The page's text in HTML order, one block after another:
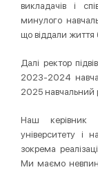
викладачів і
минулого
що віддали життя
Далі ректор
2023-2024
2025 навчальний
Наш керівник
університету і
зокрема
Ми маємо